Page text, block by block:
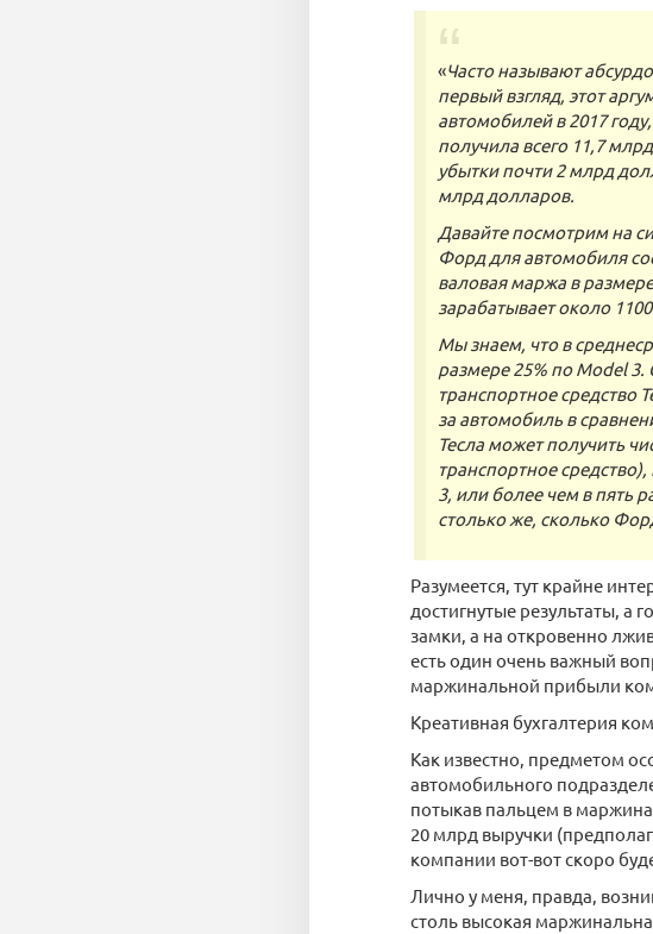
«Часто называют
первый взгляд, этот
автомобилей в 2017
получила всего 11,7
убытки почти 2 млрд
млрд долларов.
Давайте посмотрим на
Форд для автомобиля
валовая маржа в
зарабатывает около
Мы знаем, что в
размере 25% по Model
транспортное средство
за автомобиль в
Тесла может получить
транспортное
3, или более чем в пять
столько же, сколько
Разумеется, тут крайне
достигнутые результаты, а
замки, а на откровенно
есть один очень важный
маржинальной прибыли
Креативная бухгалтерия
Как известно, предметом
автомобильного
потыкав пальцем в
20 млрд выручки
компании вот-вот скоро
Лично у меня, правда,
столь высокая